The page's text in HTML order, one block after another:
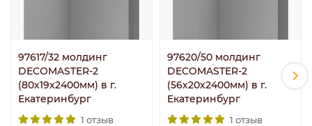
97617/32 молдинг
DECOMASTER-2
(80х19х2400мм) в г.
Екатеринбург
1 отзыв
97620/50 молдинг
DECOMASTER-2
(56х20х2400мм) в г.
Екатеринбург
1 отзыв